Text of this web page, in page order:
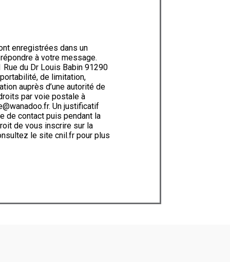
enregistrées dans un
à votre message.
du Dr Louis Babin 91290
de limitation,
auprès d’une autorité de
par voie postale à
Un justificatif
de contact puis pendant la
de vous inscrire sur la
le site cnil.fr pour plus